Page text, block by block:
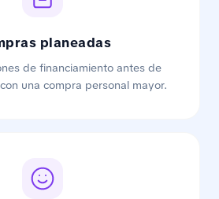
planeadas
de financiamiento antes de
una compra personal mayor.